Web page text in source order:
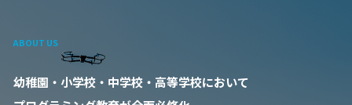
ABOUT US
楽しく学べる話題の最新教育
ABOUT US
幼稚園・小学校・中学校・高等学校において
ABOUT US
多くの小学校教員・保護者から
ABOUT US
スカイファイトキッズスタジオ